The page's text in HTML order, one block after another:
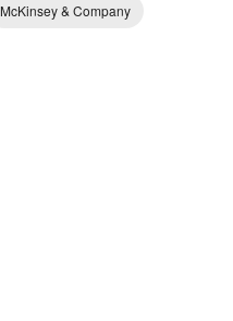
McKinsey & Company